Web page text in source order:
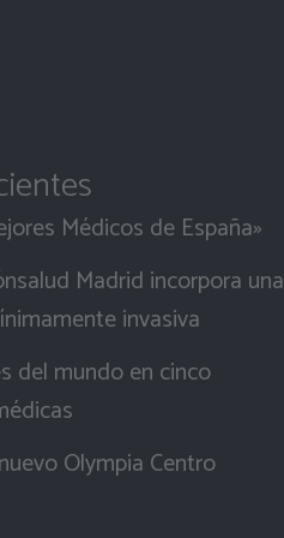
Médicos de España»
Madrid incorpora una
invasiva
del mundo en cinco
Olympia Centro